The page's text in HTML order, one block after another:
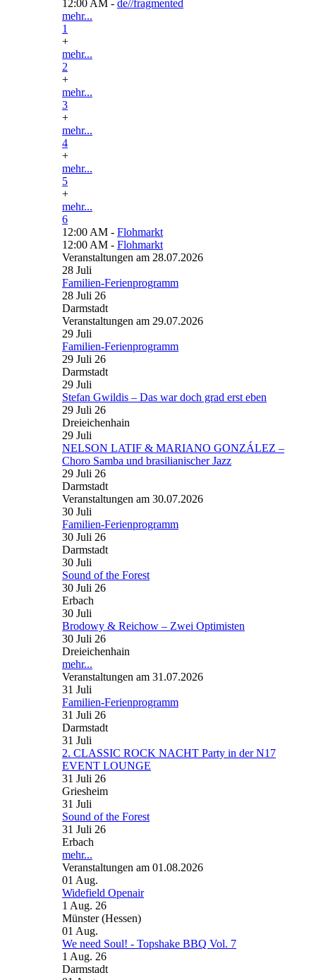
12:00 AM - de//fragmented
mehr...
1
+
mehr...
2
+
mehr...
3
+
mehr...
4
+
mehr...
5
+
mehr...
6
12:00 AM - Flohmarkt
12:00 AM - Flohmarkt
Veranstaltungen am 28.07.2026
28 Juli
Familien-Ferienprogramm
28 Juli 26
Darmstadt
Veranstaltungen am 29.07.2026
29 Juli
Familien-Ferienprogramm
29 Juli 26
Darmstadt
29 Juli
Stefan Gwildis – Das war doch grad erst eben
29 Juli 26
Dreieichenhain
29 Juli
NELSON LATIF & MARIANO GONZÁLEZ –
Choro Samba und brasilianischer Jazz
29 Juli 26
Darmstadt
Veranstaltungen am 30.07.2026
30 Juli
Familien-Ferienprogramm
30 Juli 26
Darmstadt
30 Juli
Sound of the Forest
30 Juli 26
Erbach
30 Juli
Brodowy & Reichow – Zwei Optimisten
30 Juli 26
Dreieichenhain
mehr...
Veranstaltungen am 31.07.2026
31 Juli
Familien-Ferienprogramm
31 Juli 26
Darmstadt
31 Juli
2. CLASSIC ROCK NACHT Party in der N17
EVENT LOUNGE
31 Juli 26
Griesheim
31 Juli
Sound of the Forest
31 Juli 26
Erbach
mehr...
Veranstaltungen am 01.08.2026
01 Aug.
Widefield Openair
1 Aug. 26
Münster (Hessen)
01 Aug.
We need Soul! - Topshake BBQ Vol. 7
1 Aug. 26
Darmstadt